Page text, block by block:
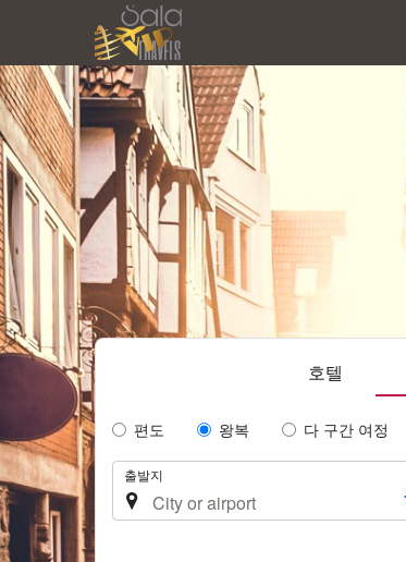
호텔
Tipo
Trayecto
편도 왕복
다 구간 여정
여출발지